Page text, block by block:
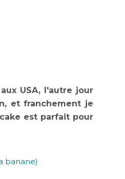
USA, l'autre jour
et franchement je
est parfait pour